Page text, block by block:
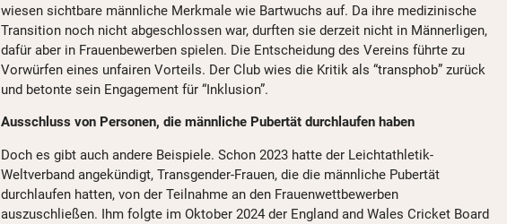
wiesen sichtbare männliche Merkmale wie Bartwuchs auf. Da ihre medizinische
Transition noch nicht abgeschlossen war, durften sie derzeit nicht in Männerligen,
dafür aber in Frauenbewerben spielen. Die Entscheidung des Vereins führte zu
Vorwürfen eines unfairen Vorteils. Der Club wies die Kritik als “transphob” zurück
und betonte sein Engagement für “Inklusion”.
Ausschluss von Personen, die männliche Pubertät durchlaufen haben
Doch es gibt auch andere Beispiele. Schon 2023 hatte der Leichtathletik-
Weltverband angekündigt, Transgender-Frauen, die die männliche Pubertät
durchlaufen hatten, von der Teilnahme an den Frauenwettbewerben
auszuschließen. Ihm folgte im Oktober 2024 der England and Wales Cricket Board